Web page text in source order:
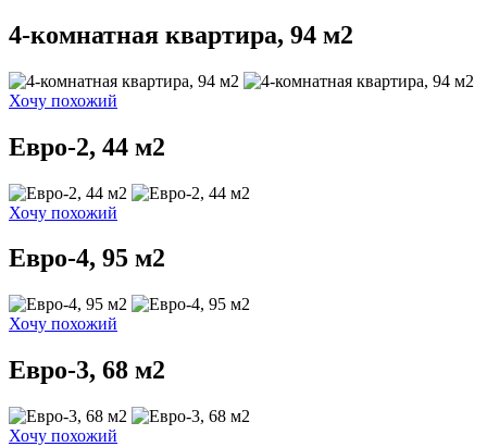
4-комнатная квартира, 94 м2
Хочу похожий
Евро-2, 44 м2
Хочу похожий
Евро-4, 95 м2
Хочу похожий
Евро-3, 68 м2
Хочу похожий